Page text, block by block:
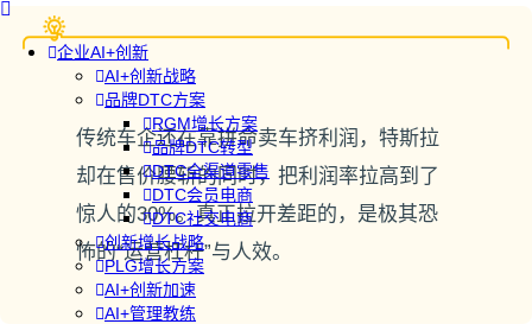
企业AI+创新
AI+创新战略
品牌DTC方案
RGM增长方案
品牌DTC转型
DTC全渠道零售
DTC会员电商
DTC社交电商
创新增长战略
PLG增长方案
AI+创新加速
AI+管理教练
传统车企还在靠拼命卖车挤利润，特斯拉
却在售价腰斩的同时，把利润率拉高到了
惊人的30%。真正拉开差距的，是极其恐
怖的“运营杠杆”与人效。